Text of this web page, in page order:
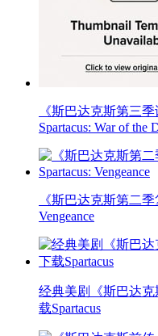
《斯巴达克斯第三
Spartacus: War of the
《斯巴达克斯第二
Vengeance
经典美剧《斯巴达
载Spartacus